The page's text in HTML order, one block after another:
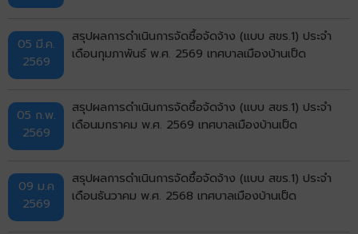
05 มี.ค.
2569
สรุปผลการดำเนินการจัดซื้อจัดจ้าง (แบบ สขร.1) ประจำ
เดือนกุมภาพันธ์ พ.ศ. 2569 เทศบาลเมืองบ้านเป็ด
05 ก.พ.
2569
สรุปผลการดำเนินการจัดซื้อจัดจ้าง (แบบ สขร.1) ประจำ
เดือนมกราคม พ.ศ. 2569 เทศบาลเมืองบ้านเป็ด
09 ม.ค
2569
สรุปผลการดำเนินการจัดซื้อจัดจ้าง (แบบ สขร.1) ประจำ
เดือนธันวาคม พ.ศ. 2568 เทศบาลเมืองบ้านเป็ด